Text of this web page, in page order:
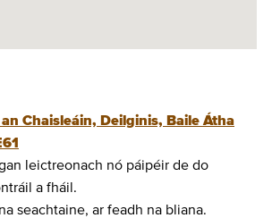
Chaisleáin, Deilginis, Baile Átha
leictreonach nó páipéir de do
a fháil.
seachtaine, ar feadh na bliana.